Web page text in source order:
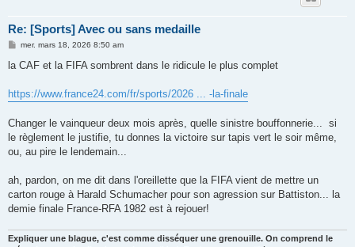
Re: [Sports] Avec ou sans medaille
M
s
g
e
mer. mars 18, 2026 8:50 am
la CAF et la FIFA sombrent dans le ridicule le plus complet
https://www.france24.com/fr/sports/2026 ... -la-finale
Changer le vainqueur deux mois après, quelle sinistre bouffonnerie... si
le règlement le justifie, tu donnes la victoire sur tapis vert le soir même,
ou, au pire le lendemain...
ah, pardon, on me dit dans l'oreillette que la FIFA vient de mettre un
carton rouge à Harald Schumacher pour son agression sur Battiston... la
demie finale France-RFA 1982 est à rejouer!
Expliquer une blague, c'est comme disséquer une grenouille. On comprend le